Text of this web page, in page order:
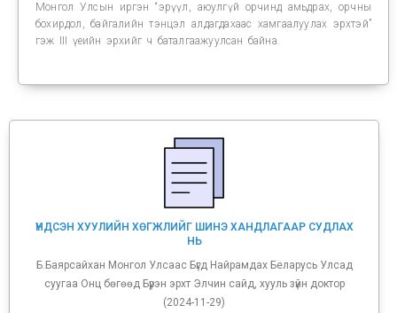
Монгол Улсын иргэн “эрүүл, аюулгүй орчинд амьдрах, орчны
бохирдол, байгалийн тэнцэл алдагдахаас хамгаалуулах эрхтэй”
гэж III үеийн эрхийг ч баталгаажуулсан байна.
ҮНДСЭН ХУУЛИЙН ХӨГЖЛИЙГ ШИНЭ ХАНДЛАГААР СУДЛАХ
НЬ
Б.Баярсайхан Монгол Улсаас Бүгд Найрамдах Беларусь Улсад
суугаа Онц бөгөөд Бүрэн эрхт Элчин сайд, хууль зүйн доктор
(2024-11-29)